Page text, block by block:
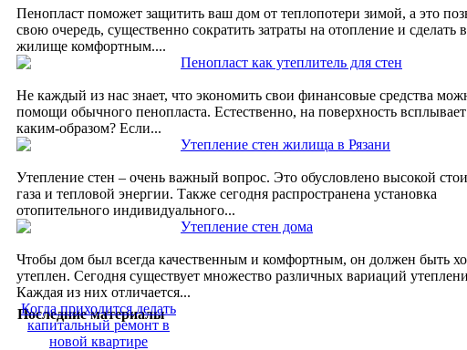
Пенопласт поможет защитить ваш дом от теплопотери зимой, а это
свою очередь, существенно сократить затраты на отопление и сделать
жилище комфортным....
Пенопласт как утеплитель для стен
Не каждый из нас знает, что экономить свои финансовые средства
помощи обычного пенопласта. Естественно, на поверхность
каким-образом? Если...
Утепление стен жилища в Рязани
Утепление стен – очень важный вопрос. Это обусловлено высокой
газа и тепловой энергии. Также сегодня распространена установка
отопительного индивидуального...
Утепление стен дома
Чтобы дом был всегда качественным и комфортным, он должен быть
утеплен. Сегодня существует множество различных вариаций
Каждая из них отличается...
Последние материалы
Когда приходится делать
капитальный ремонт в
новой квартире